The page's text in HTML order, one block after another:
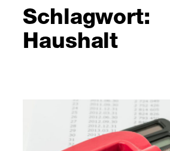
Schlagwort:
Haushalt